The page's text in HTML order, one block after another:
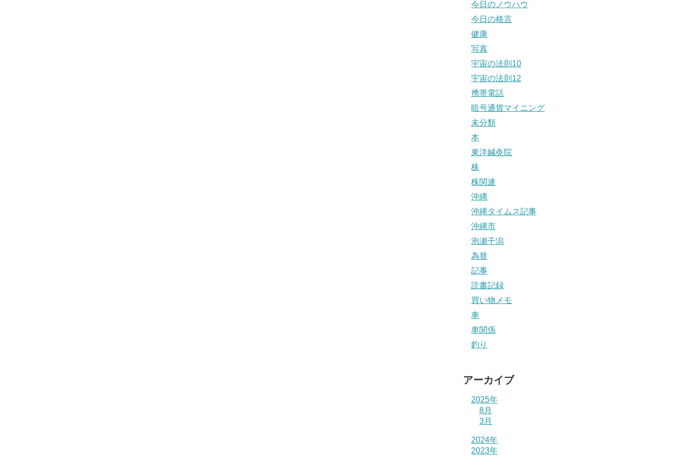
今日のノウハウ
今日の格言
健康
写真
宇宙の法則10
宇宙の法則12
携帯電話
暗号通貨マイニング
未分類
本
東洋鍼灸院
株
株関連
沖縄
沖縄タイムス記事
沖縄市
泡瀬干潟
為替
記事
読書記録
買い物メモ
車
車関係
釣り
アーカイブ
2025年
8月
3月
2024年
2023年